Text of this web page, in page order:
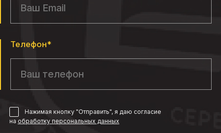
Телефон*
Нажимая кнопку "Отправить", я даю согласие
на обработку персональных данных